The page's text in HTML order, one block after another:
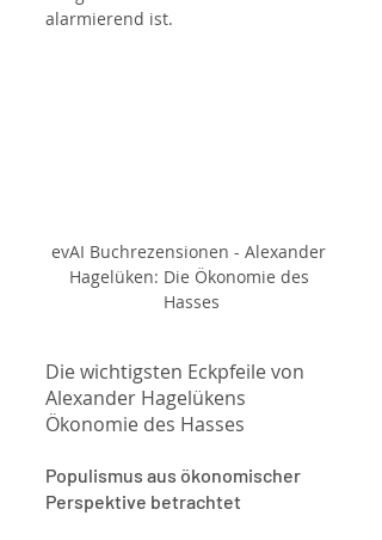
alarmierend ist.
evAI Buchrezensionen - Alexander
Hagelüken: Die Ökonomie des
Hasses
Die wichtigsten Eckpfeile von
Alexander Hagelükens
Ökonomie des Hasses
Populismus aus ökonomischer
Perspektive betrachtet